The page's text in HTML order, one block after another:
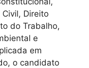
Direito
do Trabalho,
e
em
o candidato